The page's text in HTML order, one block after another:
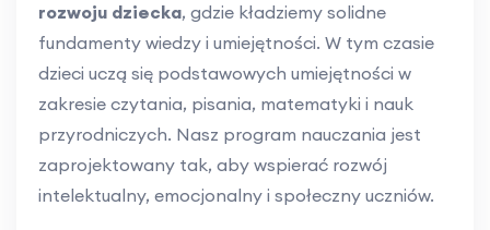
rozwoju dziecka, gdzie kładziemy solidne
fundamenty wiedzy i umiejętności. W tym czasie
dzieci uczą się podstawowych umiejętności w
zakresie czytania, pisania, matematyki i nauk
przyrodniczych. Nasz program nauczania jest
zaprojektowany tak, aby wspierać rozwój
intelektualny, emocjonalny i społeczny uczniów.